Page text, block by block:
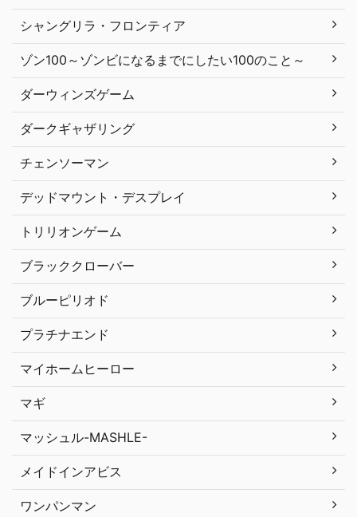
シャングリラ・フロンティア
ゾン100～ゾンビになるまでにしたい100のこと～
ダーウィンズゲーム
ダークギャザリング
チェンソーマン
デッドマウント・デスプレイ
トリリオンゲーム
ブラッククローバー
ブルーピリオド
プラチナエンド
マイホームヒーロー
マギ
マッシュル-MASHLE-
メイドインアビス
ワンパンマン